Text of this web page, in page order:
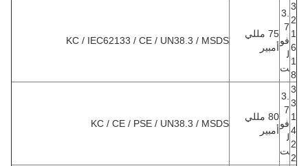
3
2
1
6
1
8
3.
7
فو
ل
ت
75 مللي
أمبير
KC / IEC62133 / CE / UN38.3 / MSDS
3
3
1
4
2
2
3.
7
فو
ل
ت
80 مللي
أمبير
KC / CE / PSE / UN38.3 / MSDS